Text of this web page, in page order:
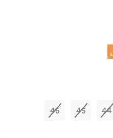
44
45
46